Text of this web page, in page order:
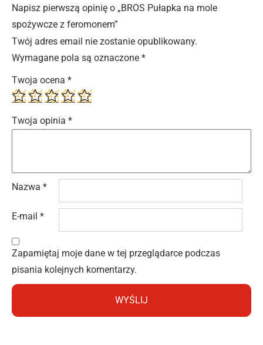
Napisz pierwszą opinię o „BROS Pułapka na mole
spożywcze z feromonem”
Twój adres email nie zostanie opublikowany.
Wymagane pola są oznaczone *
Twoja ocena *
Twoja opinia *
Nazwa *
E-mail *
Zapamiętaj moje dane w tej przeglądarce podczas
pisania kolejnych komentarzy.